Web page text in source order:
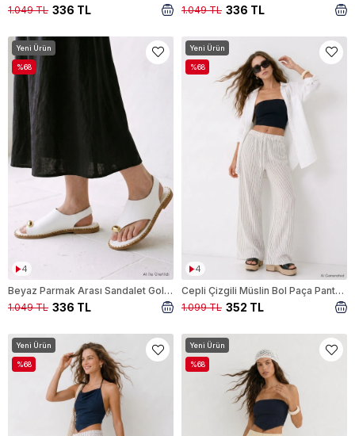
336 TL
1.049 TL 336 TL
1.049 TL
4
Beyaz Parmak Arası Sandalet Gold Toka Detaylı 100
336 TL
1.049 TL
Yeni Ürün
%68
4
Cepli Çizgili Müslin Bol Paça Pantolon 8623A Beyaz
352 TL
1.099 TL
Yeni Ürün
%68
Yeni Ürün
%68
Yeni Ürün
%68